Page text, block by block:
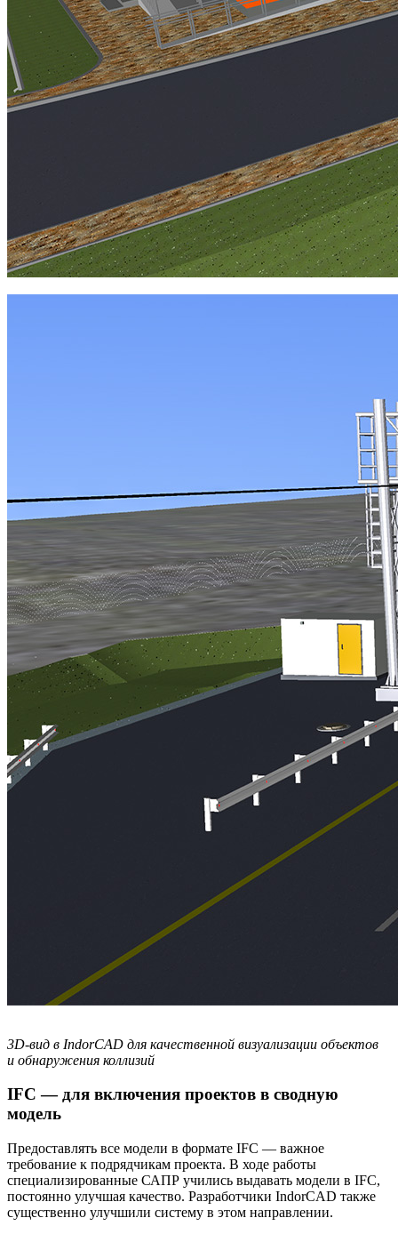
3D-вид в IndorCAD для качественной визуализации объектов
и обнаружения коллизий
IFC — для включения проектов в сводную
модель
Предоставлять все модели в формате IFC — важное
требование к подрядчикам проекта. В ходе работы
специализированные САПР учились выдавать модели в IFC,
постоянно улучшая качество. Разработчики IndorCAD также
существенно улучшили систему в этом направлении.